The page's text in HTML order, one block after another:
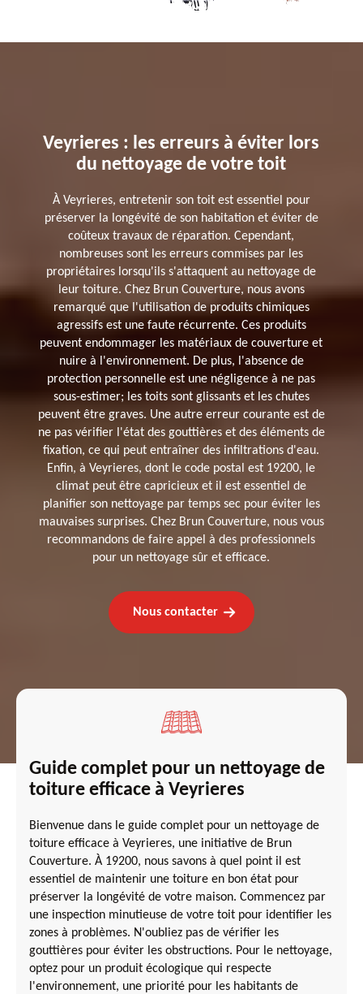
Veyrieres : les erreurs à éviter lors
du nettoyage de votre toit
À Veyrieres, entretenir son toit est essentiel pour
préserver la longévité de son habitation et éviter de
coûteux travaux de réparation. Cependant,
nombreuses sont les erreurs commises par les
propriétaires lorsqu'ils s'attaquent au nettoyage de
leur toiture. Chez Brun Couverture, nous avons
remarqué que l'utilisation de produits chimiques
agressifs est une faute récurrente. Ces produits
peuvent endommager les matériaux de couverture et
nuire à l'environnement. De plus, l'absence de
protection personnelle est une négligence à ne pas
sous-estimer; les toits sont glissants et les chutes
peuvent être graves. Une autre erreur courante est de
ne pas vérifier l'état des gouttières et des éléments de
fixation, ce qui peut entraîner des infiltrations d'eau.
Enfin, à Veyrieres, dont le code postal est 19200, le
climat peut être capricieux et il est essentiel de
planifier son nettoyage par temps sec pour éviter les
mauvaises surprises. Chez Brun Couverture, nous vous
recommandons de faire appel à des professionnels
pour un nettoyage sûr et efficace.
Nous contacter
Guide complet pour un nettoyage de
toiture efficace à Veyrieres
Bienvenue dans le guide complet pour un nettoyage de
toiture efficace à Veyrieres, une initiative de Brun
Couverture. À 19200, nous savons à quel point il est
essentiel de maintenir une toiture en bon état pour
préserver la longévité de votre maison. Commencez par
une inspection minutieuse de votre toit pour identifier les
zones à problèmes. N'oubliez pas de vérifier les
gouttières pour éviter les obstructions. Pour le nettoyage,
optez pour un produit écologique qui respecte
l'environnement, une priorité pour les habitants de